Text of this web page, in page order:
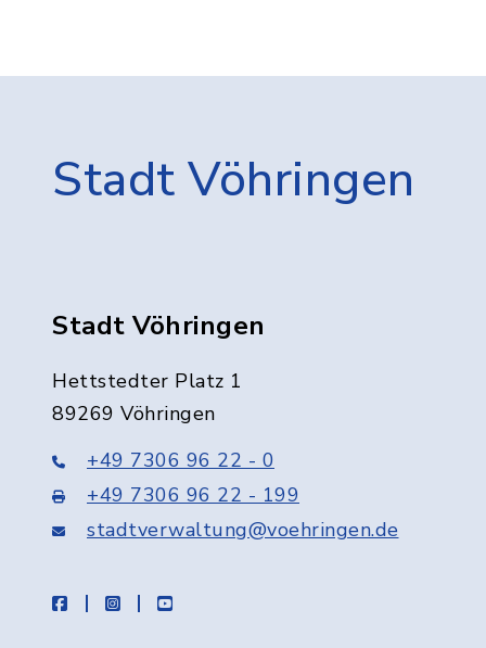
Stadt Vöhringen
Stadt Vöhringen
Hettstedter Platz 1
89269 Vöhringen
+49 7306 96 22 - 0
+49 7306 96 22 - 199
stadtverwaltung@voehringen.de
facebookinstagramyoutube